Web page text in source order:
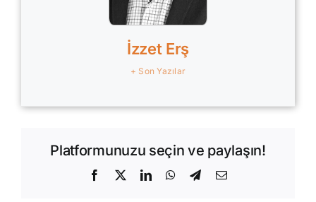
İzzet Erş
+ Son Yazılar
Platformunuzu seçin ve paylaşın!
Facebook
X LinkedInWhatsApp
Telegram
E-